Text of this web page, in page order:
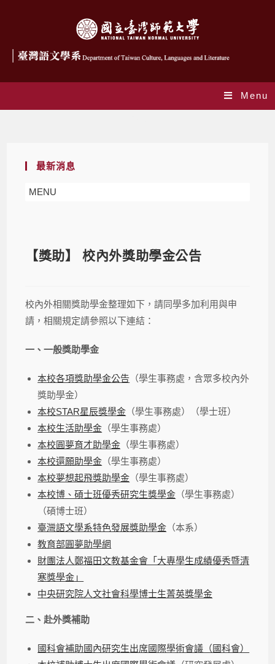
Menu
最新消息
MENU
【獎助】 校內外獎助學金公告
校內外相關獎助學金整理如下，請同學多加利用與申
請，相關規定請參照以下連結：
一、一般獎助學金
本校各項獎助學金公告 （學生事務處，含眾多校內外
獎助學金）
本校STAR星辰獎學金 （學生事務處）（學士班）
本校生活助學金 （學生事務處）
本校圓夢育才助學金 （學生事務處）
本校還願助學金 （學生事務處）
本校夢想起飛獎助學金 （學生事務處）
本校博、碩士班優秀研究生獎學金 （學生事務處）
（碩博士班）
臺灣語文學系特色發展獎助學金 （本系）
教育部圓夢助學網
財團法人鄭福田文教基金會「大專學生成績優秀暨清
寒獎學金」
中央研究院人文社會科學博士生菁英獎學金
二、赴外獎補助
國科會補助國內研究生出席國際學術會議（國科會）